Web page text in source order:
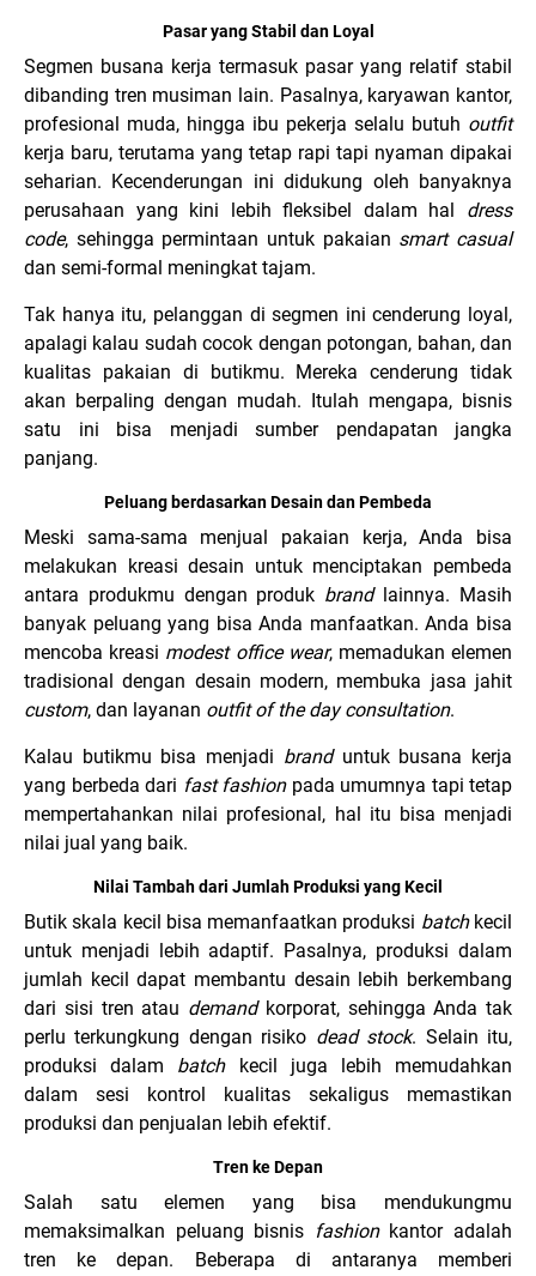
Pasar yang Stabil dan Loyal
Segmen busana kerja termasuk pasar yang relatif stabil
dibanding tren musiman lain. Pasalnya, karyawan kantor,
profesional muda, hingga ibu pekerja selalu butuh outfit
kerja baru, terutama yang tetap rapi tapi nyaman dipakai
seharian. Kecenderungan ini didukung oleh banyaknya
perusahaan yang kini lebih fleksibel dalam hal dress
code, sehingga permintaan untuk pakaian smart casual
dan semi-formal meningkat tajam.
Tak hanya itu, pelanggan di segmen ini cenderung loyal,
apalagi kalau sudah cocok dengan potongan, bahan, dan
kualitas pakaian di butikmu. Mereka cenderung tidak
akan berpaling dengan mudah. Itulah mengapa, bisnis
satu ini bisa menjadi sumber pendapatan jangka
panjang.
Peluang berdasarkan Desain dan Pembeda
Meski sama-sama menjual pakaian kerja, Anda bisa
melakukan kreasi desain untuk menciptakan pembeda
antara produkmu dengan produk brand lainnya. Masih
banyak peluang yang bisa Anda manfaatkan. Anda bisa
mencoba kreasi modest office wear, memadukan elemen
tradisional dengan desain modern, membuka jasa jahit
custom, dan layanan outfit of the day consultation.
Kalau butikmu bisa menjadi brand untuk busana kerja
yang berbeda dari fast fashionpada umumnya tapi tetap
mempertahankan nilai profesional, hal itu bisa menjadi
nilai jual yang baik.
Nilai Tambah dari Jumlah Produksi yang Kecil
Butik skala kecil bisa memanfaatkan produksi batchkecil
untuk menjadi lebih adaptif. Pasalnya, produksi dalam
jumlah kecil dapat membantu desain lebih berkembang
dari sisi tren atau demandkorporat, sehingga Anda tak
perlu terkungkung dengan risiko dead stock. Selain itu,
produksi dalam batch kecil juga lebih memudahkan
dalam sesi kontrol kualitas sekaligus memastikan
produksi dan penjualan lebih efektif.
Tren ke Depan
Salah satu elemen yang bisa mendukungmu
memaksimalkan peluang bisnis fashion kantor adalah
tren ke depan. Beberapa di antaranya memberi